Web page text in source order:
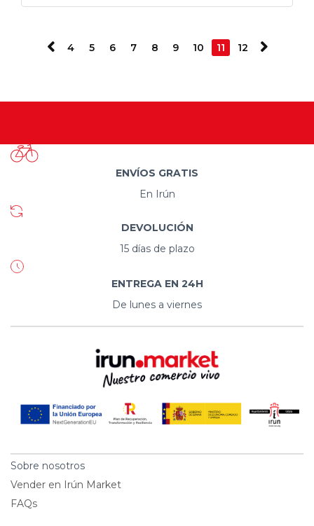
4 5 6 7 8 9 10 11 12
ENVÍOS GRATIS
En Irún
DEVOLUCIÓN
15 días de plazo
ENTREGA EN 24H
De lunes a viernes
Sobre nosotros
Vender en Irún Market
FAQs